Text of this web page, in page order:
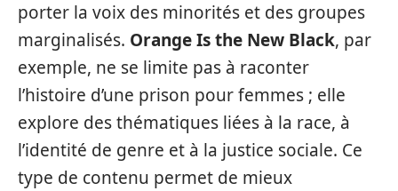
porter la voix des minorités et des groupes
marginalisés. Orange Is the New Black, par
exemple, ne se limite pas à raconter
l’histoire d’une prison pour femmes ; elle
explore des thématiques liées à la race, à
l’identité de genre et à la justice sociale. Ce
type de contenu permet de mieux